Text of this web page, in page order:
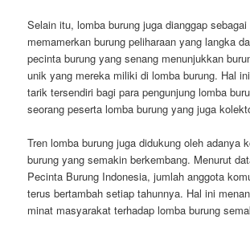
Selain itu, lomba burung juga dianggap
memamerkan burung peliharaan yang langka
pecinta burung yang senang menunjukkan
unik yang mereka miliki di lomba burung. Hal
tarik tersendiri bagi para pengunjung lomba
seorang peserta lomba burung yang juga
Tren lomba burung juga didukung oleh adanya
burung yang semakin berkembang. Menurut
Pecinta Burung Indonesia, jumlah anggota
terus bertambah setiap tahunnya. Hal ini
minat masyarakat terhadap lomba burung